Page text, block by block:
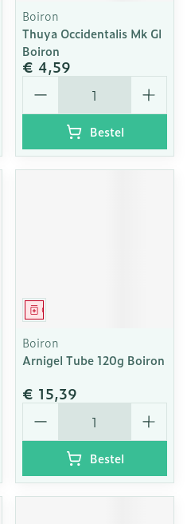
Boiron
Thuya Occidentalis Mk Gl
Boiron
€ 4,59
Aantal
Bestel
Geneesmiddel
Boiron
Arnigel Tube 120g Boiron
€ 15,39
Aantal
Bestel